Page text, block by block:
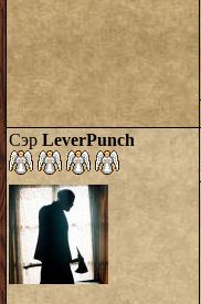
Сэр LeverPunch